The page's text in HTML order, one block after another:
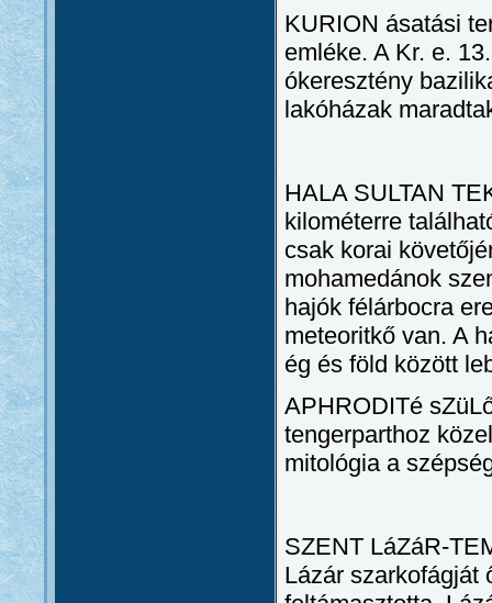
KURION ásatási
emléke. A Kr. e.
ókeresztény
lakóházak
HALA SULTAN
kilométerre
csak korai
mohamedánok
hajók félárbocra
meteoritkő van. A
ég és föld között
APHRODITé
tengerparthoz
mitológia a
SZENT LáZáR-
Lázár szarkofágját